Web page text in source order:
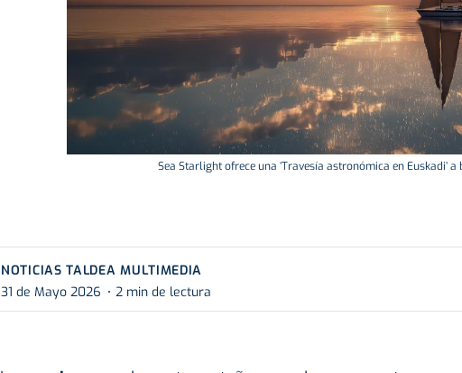
Sea Starlight ofrece una ‘Travesía astronómica en Euskadi’
NOTICIAS TALDEA MULTIMEDIA
31 de Mayo 2026
2 min de lectura